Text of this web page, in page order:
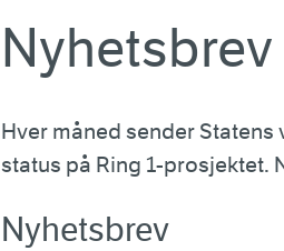
Hver måned sender
status på Ring 1-prosjektet.
Nyhetsbrev